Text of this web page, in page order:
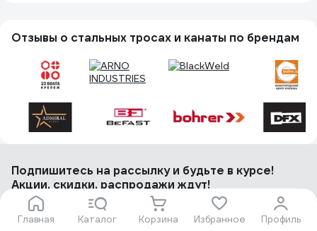
Главная Каталог Корзина Избранное Профиль
Отзывы о стальных тросах и канаты по брендам
Подпишитесь на рассылкуи будьте в курсе!
Акции, скидки, распродажи ждут!